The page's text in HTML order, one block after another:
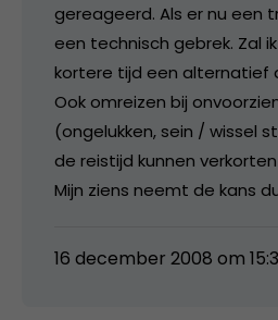
gereageerd. Als er nu een
een technisch gebrek. Zal
kortere tijd een alternatief
Ook omreizen bij
(ongelukken, sein / wissel
de reistijd kunnen
Mijn ziens neemt de kans
16 december 2008 om